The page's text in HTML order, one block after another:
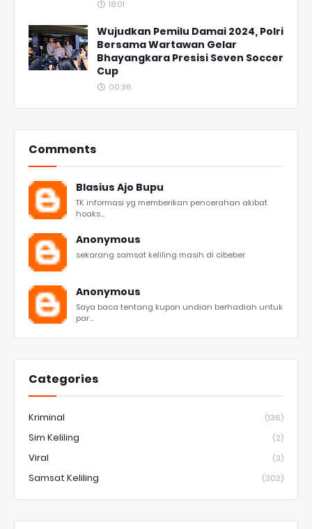
18:01
Wujudkan Pemilu Damai 2024, Polri
Bersama Wartawan Gelar
Bhayangkara Presisi Seven Soccer
Cup
00:36
Comments
Blasius Ajo Bupu
TK informasi yg memberikan pencerahan akibat
hoaks...
Anonymous
sekarang samsat keliling masih di cibeber
Anonymous
Saya baca tentang kupon undian berhadiah untuk
par...
Categories
Kriminal (136)
Sim Keliling (2)
Viral (3)
Samsat Keliling (302)